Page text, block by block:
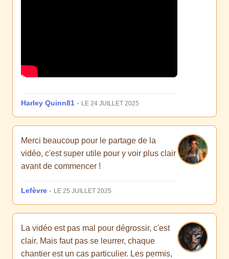
Harley Quinn81 - LE 24 JUILLET 2025
Merci beaucoup pour le partage de la
vidéo, c'est super utile pour y voir plus clair
avant de commencer !
Lefèvre - LE 25 JUILLET 2025
La vidéo est pas mal pour dégrossir, c'est
clair. Mais faut pas se leurrer, chaque
chantier est un cas particulier. Les permis,